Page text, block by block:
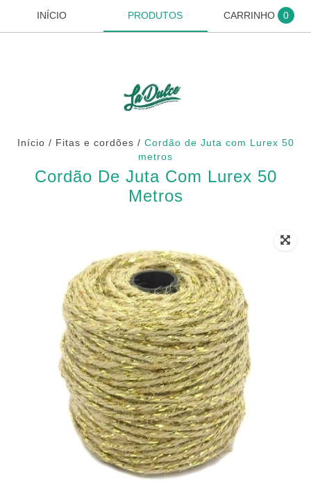
INÍCIO PRODUTOS CARRINHO 0
Início / Fitas e cordões / Cordão de Juta com Lurex 50
metros
Cordão De Juta Com Lurex 50
Metros